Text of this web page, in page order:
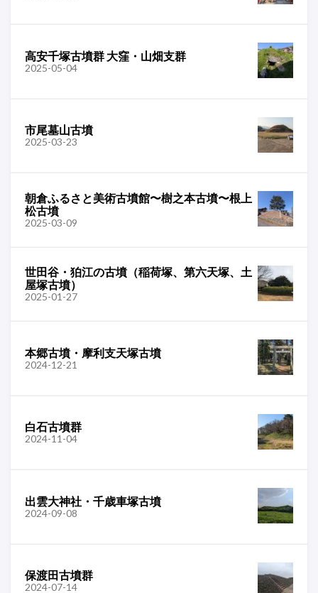
高安千塚古墳群 大窪・山畑支群
2025-05-04
市尾墓山古墳
2025-03-23
朝倉ふるさと美術古墳館〜樹之本古墳〜根上
松古墳
2025-03-09
世田谷・狛江の古墳（稲荷塚、第六天塚、土
屋塚古墳）
2025-01-27
本郷古墳・摩利支天塚古墳
2024-12-21
白石古墳群
2024-11-04
出雲大神社・千歳車塚古墳
2024-09-08
保渡田古墳群
2024-07-14